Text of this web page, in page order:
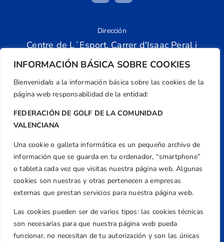
INFORMACIÓN BÁSICA SOBRE COOKIES
Bienvenida/o a la información básica sobre las cookies de la
página web responsabilidad de la entidad:
FEDERACIÓN DE GOLF DE LA COMUNIDAD
VALENCIANA
Una cookie o galleta informática es un pequeño archivo de
información que se guarda en tu ordenador, “smartphone”
o tableta cada vez que visitas nuestra página web. Algunas
cookies son nuestras y otras pertenecen a empresas
externas que prestan servicios para nuestra página web.
Las cookies pueden ser de varios tipos: las cookies técnicas
son necesarias para que nuestra página web pueda
funcionar, no necesitan de tu autorización y son las únicas
Dirección
Centre de L´Esport, Carrer d'Isaac Peral i
Caballero, Nº 5, Despachos 2 y 3, 46980,
Valencia
Teléfono
+34 961 367 799
Email
Aviso Legal
Política de Privacidad
Transparencia
Normativa
Federación
Revista